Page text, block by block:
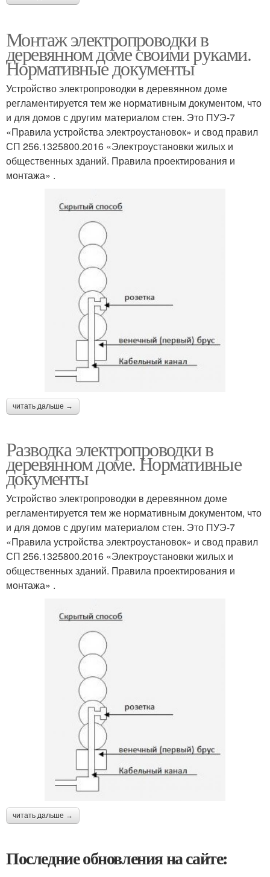
Монтаж электропроводки в
деревянном доме своими руками.
Нормативные документы
Устройство электропроводки в деревянном доме
регламентируется тем же нормативным документом, что
и для домов с другим материалом стен. Это ПУЭ-7
«Правила устройства электроустановок» и свод правил
СП 256.1325800.2016 «Электроустановки жилых и
общественных зданий. Правила проектирования и
монтажа» .
читать дальше →
Разводка электропроводки в
деревянном доме. Нормативные
документы
Устройство электропроводки в деревянном доме
регламентируется тем же нормативным документом, что
и для домов с другим материалом стен. Это ПУЭ-7
«Правила устройства электроустановок» и свод правил
СП 256.1325800.2016 «Электроустановки жилых и
общественных зданий. Правила проектирования и
монтажа» .
читать дальше →
Последние обновления на сайте: